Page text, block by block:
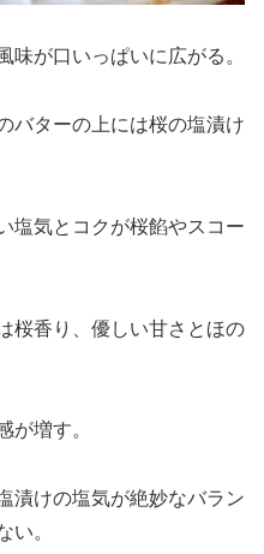
味が口いっぱいに広がる。
バターの上には桜の塩漬け
塩気とコクが桜餡やスコー
桜香り、優しい甘さとほの
が増す。
漬けの塩気が絶妙なバラン
い。